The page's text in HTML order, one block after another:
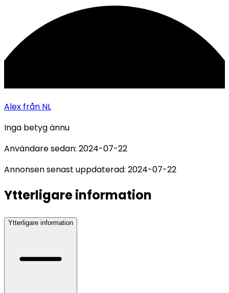
Alex från NL
Inga betyg ännu
Användare sedan: 2024-07-22
Annonsen senast uppdaterad: 2024-07-22
Ytterligare information
Ytterligare information